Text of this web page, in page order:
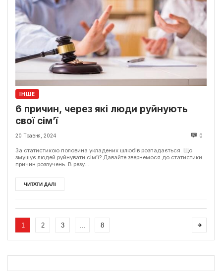
ІНШЕ
6 причин, через які люди руйнують
свої сім’ї
20 Травня, 2024 0
За статистикою половина укладених шлюбів розпадається. Що
змушує людей руйнувати сім'ї? Давайте звернемося до статистики
причин розлучень. В резу...
ЧИТАТИ ДАЛІ
1 2 3 8